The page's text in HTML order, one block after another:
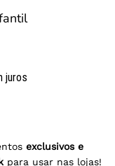
juros
exclusivos e
para usar nas lojas!